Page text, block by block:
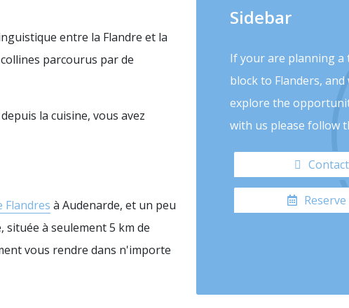
entre la Flandre et la
parcourus par de
la cuisine, vous avez
Flandres à Audenarde, et un peu
située à seulement 5 km de
vous rendre dans n'importe
Sidebar
If your are planning
block to Flanders,
explore the
with us please follow